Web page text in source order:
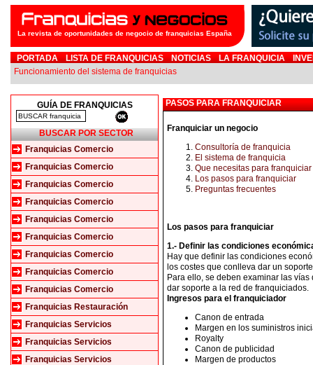
La revista de oportunidades de negocio de franquicias España
PORTADA LISTA DE FRANQUICIAS NOTICIAS LA FRANQUICIA
Funcionamiento del sistema de franquicias
GUÍA DE FRANQUICIAS
BUSCAR POR SECTOR
Franquicias Comercio
Franquicias Comercio
Franquicias Comercio
Franquicias Comercio
Franquicias Comercio
Franquicias Comercio
Franquicias Comercio
Franquicias Comercio
Franquicias Comercio
Franquicias Restauración
Franquicias Servicios
Franquicias Servicios
Franquicias Servicios
PASOS PARA FRANQUICIAR
Franquiciar un negocio
Consultoría de franquicia
El sistema de franquicia
Que necesitas para franquiciar
Los pasos para franquiciar
Preguntas frecuentes
Los pasos para franquiciar
1.- Definir las condiciones
Hay que definir las condiciones
los costes que conlleva dar un
Para ello, se deben examinar las
dar soporte a la red de franquiciados.
Ingresos para el franquiciador
Canon de entrada
Margen en los suministros
Royalty
Canon de publicidad
Margen de productos